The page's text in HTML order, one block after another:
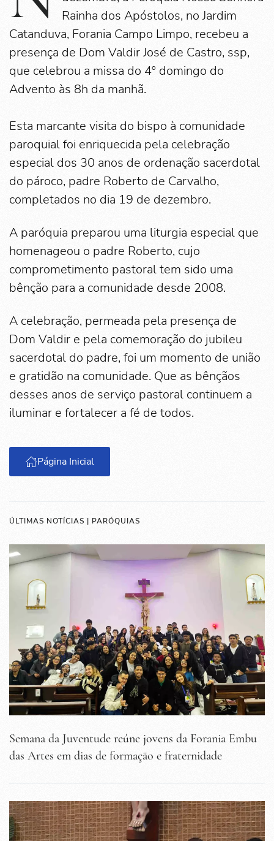
Rainha dos Apóstolos, no Jardim
Catanduva, Forania Campo Limpo, recebeu a
presença de Dom Valdir José de Castro, ssp,
que celebrou a missa do 4º domingo do
Advento às 8h da manhã.
Esta marcante visita do bispo à comunidade
paroquial foi enriquecida pela celebração
especial dos 30 anos de ordenação sacerdotal
do pároco, padre Roberto de Carvalho,
completados no dia 19 de dezembro.
A paróquia preparou uma liturgia especial que
homenageou o padre Roberto, cujo
comprometimento pastoral tem sido uma
bênção para a comunidade desde 2008.
A celebração, permeada pela presença de
Dom Valdir e pela comemoração do jubileu
sacerdotal do padre, foi um momento de união
e gratidão na comunidade. Que as bênçãos
desses anos de serviço pastoral continuem a
iluminar e fortalecer a fé de todos.
Página Inicial
ÚLTIMAS NOTÍCIAS | PARÓQUIAS
Semana da Juventude reúne jovens da Forania Embu
das Artes em dias de formação e fraternidade